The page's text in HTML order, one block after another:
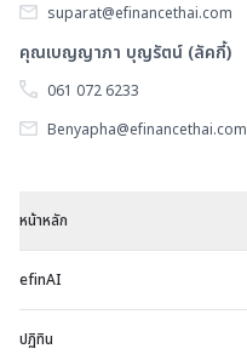
suparat@efinancethai.com
คุณเบญญาภา บุญรัตน์ (ลัคกี้)
061 072 6233
Benyapha@efinancethai.com
หน้าหลัก
efinAI
ปฏิทิน